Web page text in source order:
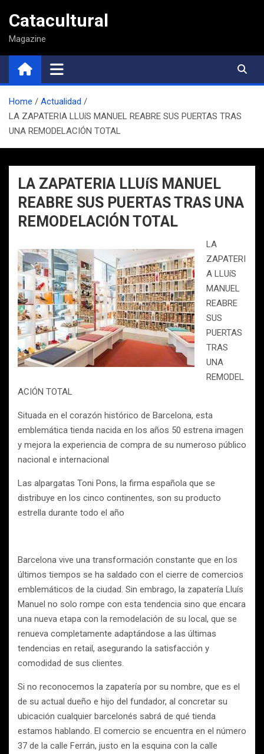
contenido
Catacultural
Magazine
Home
Actualidad
LA ZAPATERIA LLUíS MANUEL REABRE SUS PUERTAS TRAS
UNA REMODELACIÓN TOTAL
LA ZAPATERIA LLUíS MANUEL
REABRE SUS PUERTAS TRAS UNA
REMODELACIÓN TOTAL
LA
ZAPATERI
A LLUíS
MANUEL
REABRE
SUS
PUERTAS
TRAS
UNA
REMODEL
ACIÓN TOTAL
Situada en el corazón histórico de Barcelona, esta
emblemática tienda nacida en los años 50 estrena imagen
y mejora la experiencia de compra de su numeroso público
nacional e internacional
Las alpargatas Toni Pons, la firma española que se
distribuye en los cinco continentes, son su producto
estrella durante todo el año
Barcelona vive una transformación constante que en los
últimos tiempos se ha saldado con el cierre de comercios
emblemáticos de la ciudad. Sin embrago, la zapatería Lluís
Manuel no solo rompe con esta tendencia sino que encara
una nueva etapa con la remodelación de su local, que se
renueva completamente adaptándose a las últimas
tendencias en retail, asegurando la satisfacción y
comodidad de sus clientes.
Si no reconocemos la zapatería por su nombre, que es el
de su actual dueño e hijo del fundador, al concretar su
ubicación cualquier barcelonés sabrá de qué tienda
estamos hablando. El comercio se encuentra en el número
37 de la calle Ferrán, justo en la esquina con la calle